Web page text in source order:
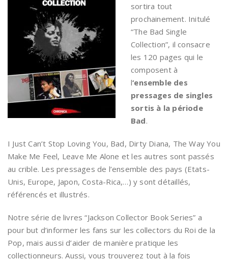
sortira tout
prochainement. Initulé
“The Bad Single
Collection”, il consacre
les 120 pages qui le
composent à
l‘ensemble des
pressages de singles
sortis à la période
Bad.
I Just Can’t Stop Loving You, Bad, Dirty Diana, The Way You
Make Me Feel, Leave Me Alone et les autres sont passés
au crible. Les pressages de l’ensemble des pays (Etats-
Unis, Europe, Japon, Costa-Rica,…) y sont détaillés,
référencés et illustrés.
Notre série de livres “Jackson Collector Book Series” a
pour but d’informer les fans sur les collectors du Roi de la
Pop, mais aussi d’aider de manière pratique les
collectionneurs. Aussi, vous trouverez tout à la fois